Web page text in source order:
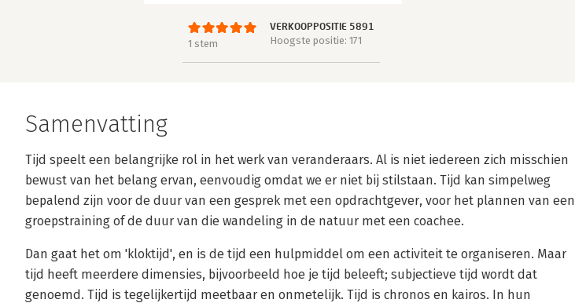
1 stem
VERKOOPPOSITIE 5891
Hoogste positie: 171
Samenvatting
Tijd speelt een belangrijke rol in het werk van veranderaars. Al is niet iedereen zich misschien
bewust van het belang ervan, eenvoudig omdat we er niet bij stilstaan. Tijd kan simpelweg
bepalend zijn voor de duur van een gesprek met een opdrachtgever, voor het plannen van een
groepstraining of de duur van die wandeling in de natuur met een coachee.
Dan gaat het om 'kloktijd', en is de tijd een hulpmiddel om een activiteit te organiseren. Maar
tijd heeft meerdere dimensies, bijvoorbeeld hoe je tijd beleeft; subjectieve tijd wordt dat
genoemd. Tijd is tegelijkertijd meetbaar en onmetelijk. Tijd is chronos en kairos. In hun